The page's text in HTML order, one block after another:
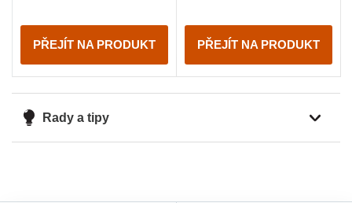
PŘEJÍT NA PRODUKT PŘEJÍT NA PRODUKT
Rady a tipy